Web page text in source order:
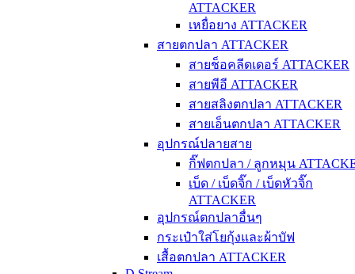
ATTACKER
เหยื่อยาง ATTACKER
สายตกปลา ATTACKER
สายช็อคลีดเดอร์ ATTACKER
สายพีอี ATTACKER
สายสลิงตกปลา ATTACKER
สายเอ็นตกปลา ATTACKER
อุปกรณ์ปลายสาย
กิ๊ฟตกปลา / ลูกหมุน
เบ็ด / เบ็ดจิ๊ก / เบ็ดหัวจิ๊ก
ATTACKER
อุปกรณ์ตกปลาอื่นๆ
กระเป๋าใส่โยกุ้งและผ้าบัฟ
เสื้อตกปลา ATTACKER